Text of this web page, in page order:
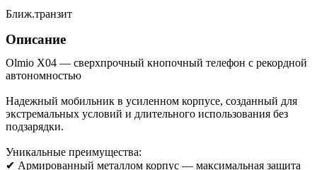
Ближ.транзит
Описание
Olmio X04 — сверхпрочный кнопочный телефон с рекордной
автономностью
Надежный мобильник в усиленном корпусе, созданный для
экстремальных условий и длительного использования без
подзарядки.
Уникальные преимущества:
✔ Армированный металлом корпус — максимальная защита